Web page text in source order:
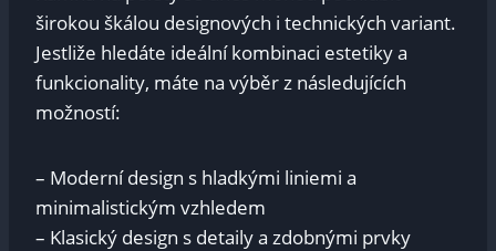
širokou škálou designových i technických variant.
Jestliže hledáte ideální kombinaci estetiky a
funkcionality, máte na výběr z následujících
možností:
– Moderní design s hladkými liniemi a
minimalistickým vzhledem
– Klasický design s detaily a zdobnými prvky